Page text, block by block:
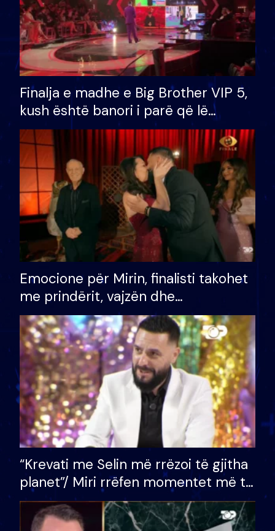
Finalja e madhe e Big Brother VIP 5,
kush është banori i parë që lë
shtëpinë dhe humb mundësinë për
të fituar çmimin e madh
Emocione për Mirin, finalisti takohet
me prindërit, vajzën dhe
bashkëshorten: S’kemi ndonjë letër
divorci apo jo?
“Krevati me Selin më rrëzoi të gjitha
planet”/ Miri rrëfen momentet më të
bukura në shtëpinë e BB VIP: Do më
mungojë zilja e mëngjesit kur…